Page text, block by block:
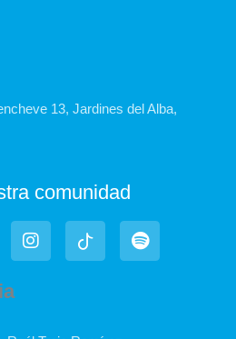
13, Jardines del Alba,
comunidad
I
n
s
I
c
o
S
p
o